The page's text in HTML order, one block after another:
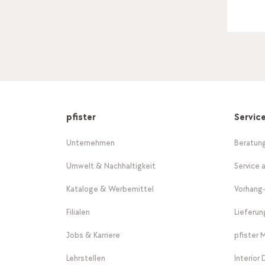
pfister
Unternehmen
Umwelt & Nachhaltigkeit
Kataloge & Werbemittel
Filialen
Jobs & Karriere
Lehrstellen
Service
pfister
Interior